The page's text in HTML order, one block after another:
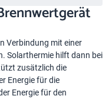
Verbindung mit einer
Solarthermie hilft dann bei
zusätzlich die
Energie für die
Energie für den